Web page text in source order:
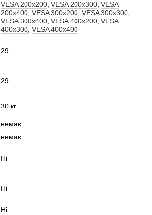
VESA 200x200 VESA 200x300 VESA
200x400 VESA 300x200 VESA 300x300
VESA 300x400 VESA 400x200 VESA
400x300 VESA 400x400
29
29
30 кг
немає
немає
Ні
Ні
Ні